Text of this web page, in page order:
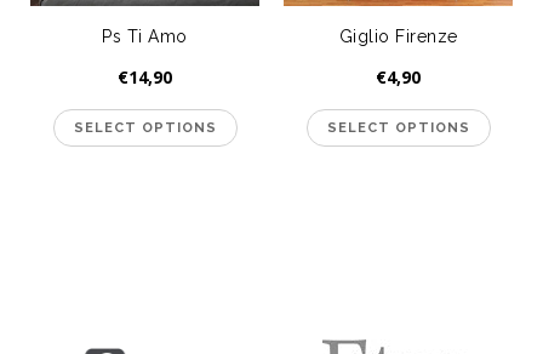
Ps Ti Amo
€14,90
Giglio Firenze
€4,90